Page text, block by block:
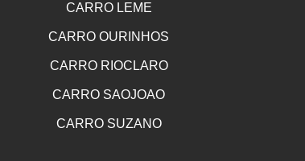
CARRO LEME
CARRO OURINHOS
CARRO RIOCLARO
CARRO SAOJOAO
CARRO SUZANO